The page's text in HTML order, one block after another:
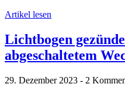
Artikel lesen
Lichtbogen
abgeschaltetem
29. Dezember 2023 - 2